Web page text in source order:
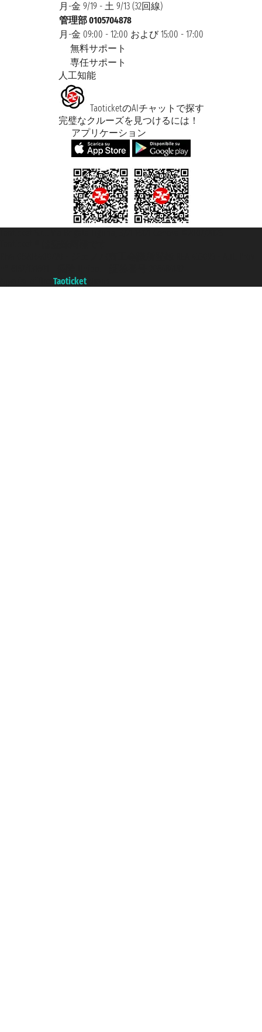
月-金 9/19 - 土 9/13 (32回線)
管理部 0105704878
月-金 09:00 - 12:00 および 15:00 - 17:00
無料サポート
専任サポート
人工知能
TaoticketのAIチャットで探す
完璧なクルーズを見つけるには！
アプリケーション
Taoticket